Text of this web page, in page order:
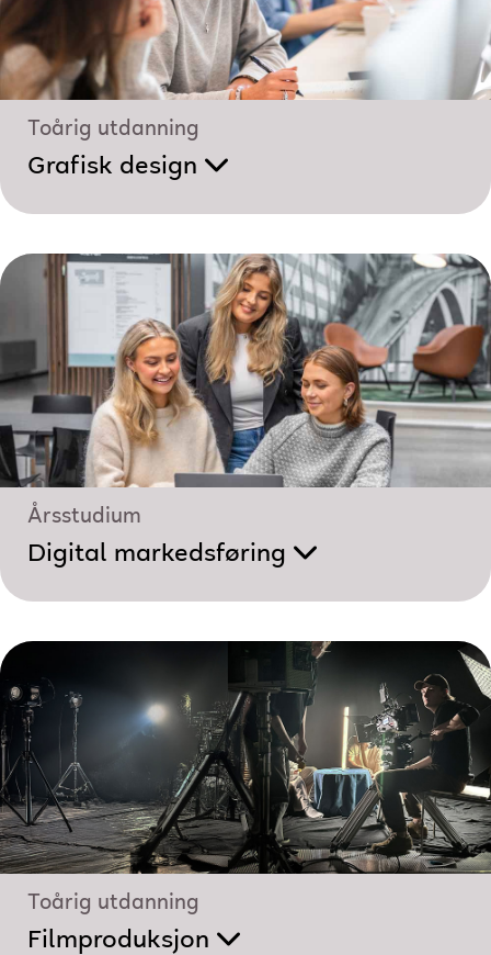
Toårig utdanning
Grafisk design
Årsstudium
Digital markedsføring
Toårig utdanning
Filmproduksjon